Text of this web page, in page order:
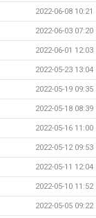
2022-06-08 10:21
2022-06-03 07:20
2022-06-01 12:03
2022-05-23 13:04
2022-05-19 09:35
2022-05-18 08:39
2022-05-16 11:00
2022-05-12 09:53
2022-05-11 12:04
2022-05-10 11:52
2022-05-05 09:22